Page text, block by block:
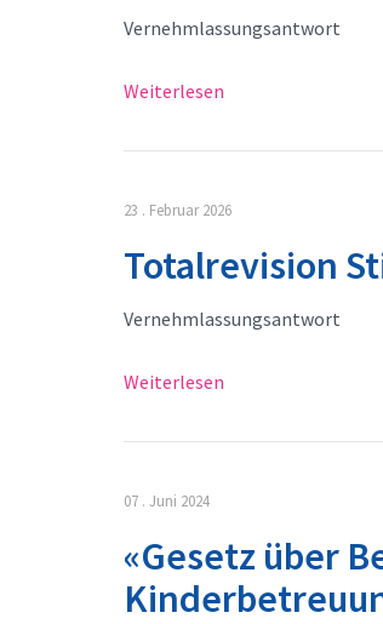
Vernehmlassungsantwort
Weiterlesen
23 . Februar 2026
Totalrevision
Vernehmlassungsantwort
Weiterlesen
07 . Juni 2024
«Gesetz über